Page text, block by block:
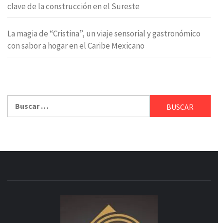
clave de la construcción en el Sureste
La magia de “Cristina”, un viaje sensorial y gastronómico
con sabor a hogar en el Caribe Mexicano